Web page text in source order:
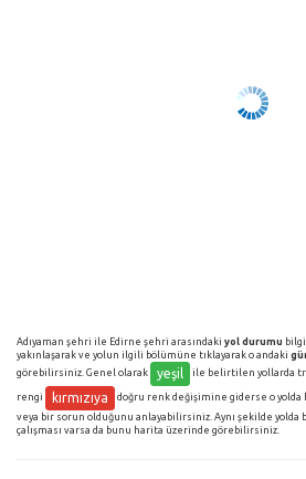
Adıyaman şehri ile Edirne şehri arasındaki yol durumu
yakınlaşarak ve yolun ilgili bölümüne tıklayarak o andaki
görebilirsiniz. Genel olarak
yeşil ile belirtilen yollarda
rengi kırmızıya
doğru renk değişimine giderse o yolda
veya bir sorun olduğunu anlayabilirsiniz. Aynı şekilde
çalışması varsa da bunu harita üzerinde görebilirsiniz.